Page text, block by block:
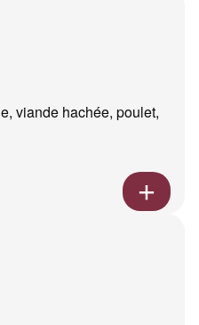
viande hachée, poulet,